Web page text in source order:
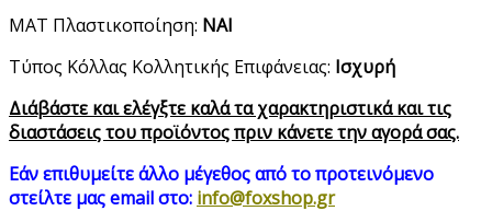
ΜΑΤ Πλαστικοποίηση: ΝΑΙ
Τύπος Κόλλας Κολλητικής Επιφάνειας: Ισχυρή
Διάβάστε και ελέγξτε καλά τα χαρακτηριστικά και τις
διαστάσεις του προϊόντος πριν κάνετε την αγορά σας.
Εάν επιθυμείτε άλλο μέγεθος από τo προτεινόμενo
στείλτε μας email στο: info@foxshop.gr